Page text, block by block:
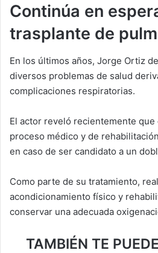
Continúa en
trasplante de
En los últimos años, Jorge Ortiz
diversos problemas de salud
complicaciones respiratorias.
El actor reveló recientemente que
proceso médico y de
en caso de ser candidato a un
Como parte de su tratamiento,
acondicionamiento físico y
conservar una adecuada
TAMBIÉN TE